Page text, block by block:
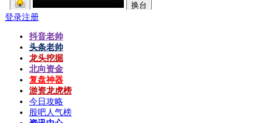
登录注册
抖音老帅
头条老帅
龙头挖掘
北向资金
复盘神器
游资龙虎榜
今日攻略
股吧人气榜